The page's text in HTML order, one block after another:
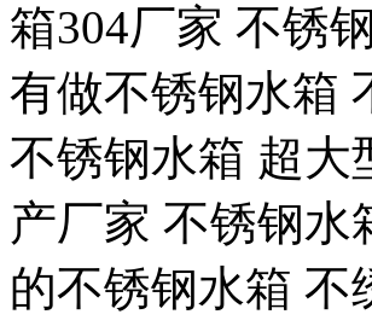
箱304厂家 不锈
有做不锈钢水箱
不锈钢水箱 超大
产厂家 不锈钢水
的不锈钢水箱 不